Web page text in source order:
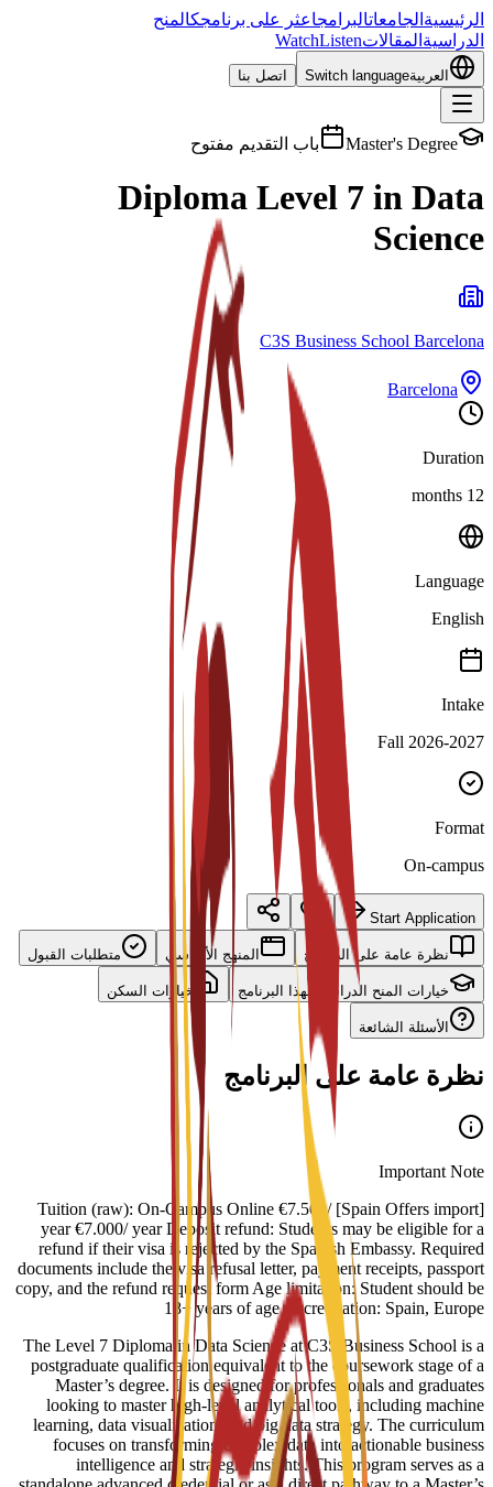
الرئيسية الجامعاتالبرامجاعثر على برنامجكالمنح
الدراسية المقالات WatchListen
العربيةSwitch language اتصل بنا
Master's Degree باب التقديم مفتوح
Diploma Level 7 in Data
Science
C3S Business School Barcelona
Barcelona
Duration
12 months
Language
English
Intake
Fall 2026-2027
Format
On-campus
Start Application
نظرة عامة على البرنامج المنهج الأساسي متطلبات القبول
خيارات المنح الدراسية لهذا البرنامج خيارات السكن
الأسئلة الشائعة
نظرة عامة على البرنامج
Important Note
[Spain Offers import] Tuition (raw): On-Campus Online €7.500/
year €7.000/ year Deposit refund: Students may be eligible for a
refund if their visa is rejected by the Spanish Embassy. Required
documents include the visa refusal letter, payment receipts, passport
copy, and the refund request form Age limitation: Student should be
18+ years of age Accreditation: Spain, Europe
The Level 7 Diploma in Data Science at C3S Business School is a
postgraduate qualification equivalent to the coursework stage of a
Master’s degree. It is designed for professionals and graduates
looking to master high-level analytical tools, including machine
learning, data visualization, and big data strategy. The curriculum
focuses on transforming complex data into actionable business
intelligence and strategic insights. This program serves as a